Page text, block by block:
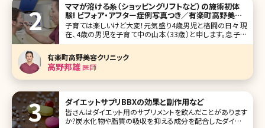
ママが溶ける糸（ショッピングリフトなど）の施術初体
験! ビフォア・アフター症例写真つき／有楽町高野美容
クリニック
子育ては楽しいけど大変！元気盛り4歳男児と格闘の日々 現
在、4歳の男児を子育て中の山本（33歳）と申します。息子は
今年4月から幼稚園に通う活発な男の子です。息子が幼稚園
に通っている間、広告関係のパートタイマーとして勤務して
います。 今まで息子と外出する時は家を出るまでが戦いの毎
日でした
有楽町高野美容クリニック
高野邦雄医師
ダイエットサプリBBXの効果と副作用など
皆さんはダイエット用のサプリメントを飲んだことがあります
か?炭水化物や脂質の吸収を抑える成分を配合したダイエッ